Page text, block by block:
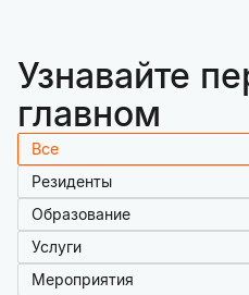
Узнавайте
главном
Все
Резиденты
Образование
Услуги
Мероприятия